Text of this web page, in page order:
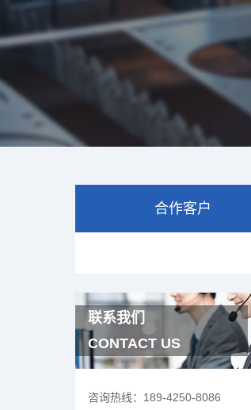
合作客户
联系我们
CONTACT US
咨询热线： 189-4250-8086